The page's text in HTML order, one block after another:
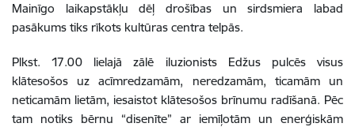
Mainīgo laikapstākļu dēļ drošības un sirdsmiera labad
pasākums tiks rīkots kultūras centra telpās.
Plkst. 17.00 lielajā zālē iluzionists Edžus pulcēs visus
klātesošos uz acīmredzamām, neredzamām, ticamām un
neticamām lietām, iesaistot klātesošos brīnumu radīšanā. Pēc
tam notiks bērnu “disenīte” ar iemīļotām un enerģiskām